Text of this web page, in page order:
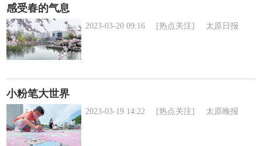
感受春的气息
2023-03-20 09:16 [热点关注] 太原日报
小粉笔大世界
2023-03-19 14:22 [热点关注] 太原晚报